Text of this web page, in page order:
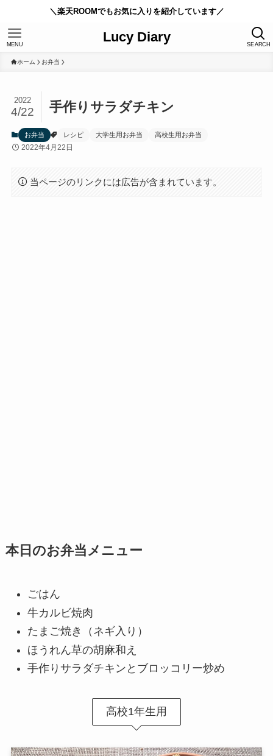
＼楽天ROOMでもお気に入りを紹介しています／
Lucy Diary SEARCH
MENU
ホーム お弁当
手作りサラダチキン
2022
4/22
お弁当 レシピ 大学生用お弁当 高校生用お弁当
2022年4月22日
当ページのリンクには広告が含まれています。
本日のお弁当メニュー
ごはん
牛カルビ焼肉
たまご焼き（ネギ入り）
ほうれん草の胡麻和え
手作りサラダチキンとブロッコリー炒め
高校1年生用